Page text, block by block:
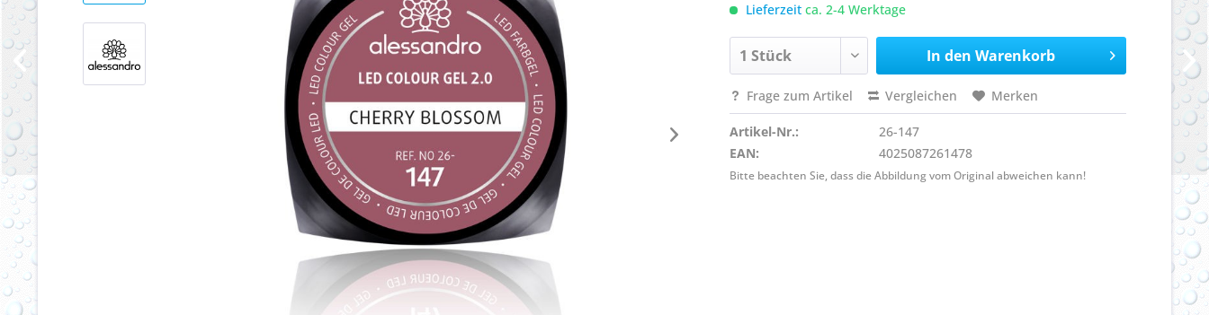
Lieferzeit ca. 2-4 Werktage
In den Warenkorb
Frage zum Artikel Vergleichen Merken
Artikel-Nr.:
26-147
EAN:
4025087261478
Bitte beachten Sie, dass die Abbildung vom Original abweichen kann!